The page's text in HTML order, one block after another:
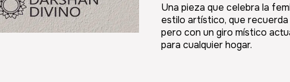
Una pieza que celebra la
estilo artístico, que recuerda
pero con un giro místico
para cualquier hogar.